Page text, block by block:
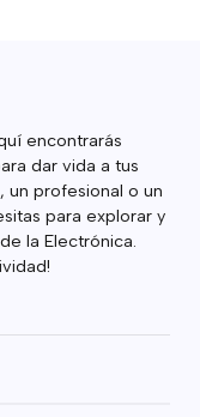
encontrarás
dar vida a tus
un profesional o un
para explorar y
la Electrónica.